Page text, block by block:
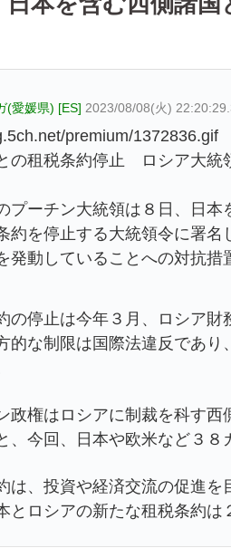
(愛媛県) [ES] 2023/08/08(火)
premium/1372836.gif
の租税条約停止 ロシア大統
プーチン大統領は８日、日本
約を停止する大統領令に署
発動していることへの対抗措
の停止は今年３月、ロシア財
的な制限は国際法違反であ
政権はロシアに制裁を科す西
、今回、日本や欧米など３
は、投資や経済交流の促進を
とロシアの新たな租税条約